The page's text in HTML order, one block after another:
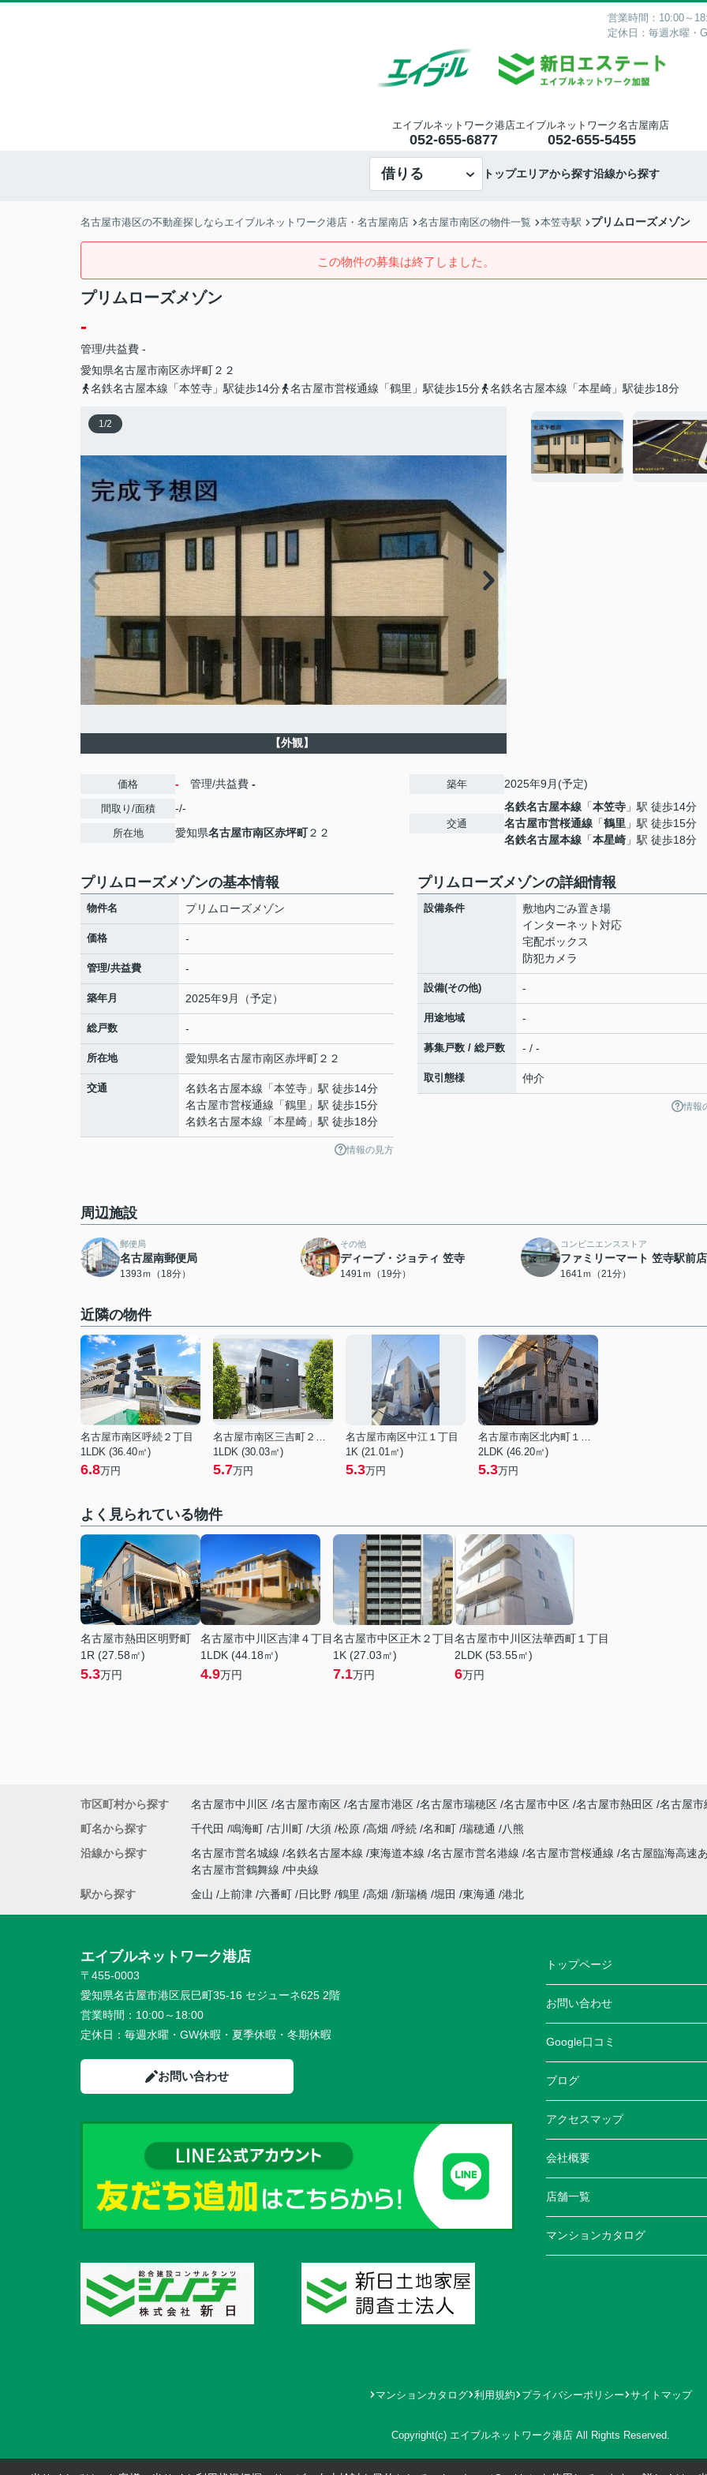
営業時間：10:00～
定休日：毎週水曜・
エイブルネットワーク港店
052-655-6877
エイブルネットワーク名古屋南店
052-655-5455
借りる トップエリアから探す沿線から探す
名古屋市港区の不動産探しならエイブルネットワーク港店・名古屋南店 名古屋市南区の物件一覧 本笠寺駅 プリムローズメゾン
この物件の募集は終了しました。
プリムローズメゾン
-
管理/共益費 -
愛知県名古屋市南区赤坪町２２
名鉄名古屋本線「本笠寺」駅徒歩14分
名古屋市営桜通線「鶴里」駅徒歩15分 名鉄名古屋本線「本星崎」駅徒歩18分
1/2
【外観】
価格 - 管理/共益費 -
間取り/面積 -/-
所在地 愛知県名古屋市南区赤坪町２２
築年 2025年9月(予定)
交通
名鉄名古屋本線 「本笠寺 」駅 徒歩14分
名古屋市営桜通線 「鶴里 」駅 徒歩15分
名鉄名古屋本線 「本星崎 」駅 徒歩18分
プリムローズメゾンの基本情報
物件名 プリムローズメゾン
価格 -
管理/共益費 -
築年月 2025年9月（予定）
総戸数 -
所在地 愛知県名古屋市南区赤坪町２２
交通 名鉄名古屋本線 「本笠寺 」駅 徒歩14分
名古屋市営桜通線 「鶴里 」駅 徒歩15分
名鉄名古屋本線 「本星崎 」駅 徒歩18分
情報の見方
プリムローズメゾンの詳細情報
設備条件
敷地内ごみ置き場
インターネット対応
宅配ボックス
防犯カメラ
設備(その他) -
用途地域 -
募集戸数 / 総戸数 - / -
取引態様 仲介
情報
周辺施設
郵便局
名古屋南郵便局
1393ｍ（18分）
その他
ディープ・ジョティ 笠寺
1491ｍ（19分）
コンビニエンスストア
ファミリーマート 笠寺駅前店
1641ｍ（21分）
近隣の物件
名古屋市南区呼続２丁目
1LDK (36.40㎡)
6.8万円
名古屋市南区三吉町２丁目
1LDK (30.03㎡)
5.7万円
名古屋市南区中江１丁目
1K (21.01㎡)
5.3万円
名古屋市南区北内町１丁目
2LDK (46.20㎡)
5.3万円
よく見られている物件
名古屋市熱田区明野町
1R (27.58㎡)
5.3万円
名古屋市中川区吉津４丁目
1LDK (44.18㎡)
4.9万円
名古屋市中区正木２丁目
1K (27.03㎡)
7.1万円
名古屋市中川区法華西町１丁目
2LDK (53.55㎡)
6万円
市区町村から探す 名古屋市中川区 名古屋市南区 名古屋市港区 名古屋市瑞穂区 名古屋市中区 名古屋市熱田区 名古屋市
町名から探す
千代田 鳴海町 古川町 大須 松原 高畑 呼続 名和町 瑞穂通
八熊
沿線から探す
名古屋市営名城線 名鉄名古屋本線 東海道本線 名古屋市営名港線 名古屋市営桜通線 名古屋臨海高速
名古屋市営鶴舞線 中央線
駅から探す
金山 上前津 六番町 日比野 鶴里 高畑 新瑞橋 堀田 東海通 港北
エイブルネットワーク港店
〒455-0003
愛知県名古屋市港区辰巳町35-16 セジューネ625 2階
営業時間： 10:00～18:00
定休日： 毎週水曜・GW休暇・夏季休暇・冬期休暇
お問い合わせ
トップページ
お問い合わせ
Google口コミ
ブログ
アクセスマップ
会社概要
店舗一覧
マンションカタログ
マンションカタログ 利用規約 プライバシーポリシー サイトマップ
Copyright(c) エイブルネットワーク港店 All Rights Reserved.